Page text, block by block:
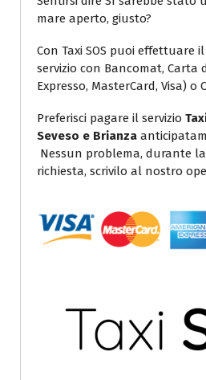
mare aperto, giusto?
Con Taxi SOS puoi effettuare
servizio con Bancomat, Carta
Expresso, MasterCard, Visa) o
Preferisci pagare il servizio
Seveso e Brianza
Nessun problema, durante
richiesta, scrivilo al nostro